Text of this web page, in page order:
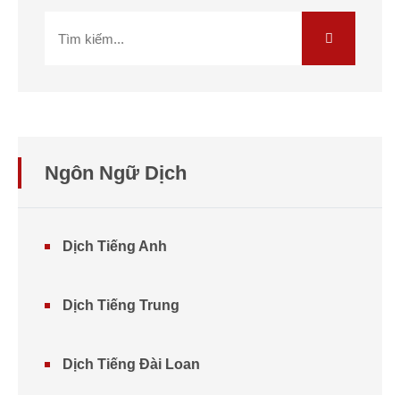
Ngôn Ngữ Dịch
Dịch Tiếng Anh
Dịch Tiếng Trung
Dịch Tiếng Đài Loan